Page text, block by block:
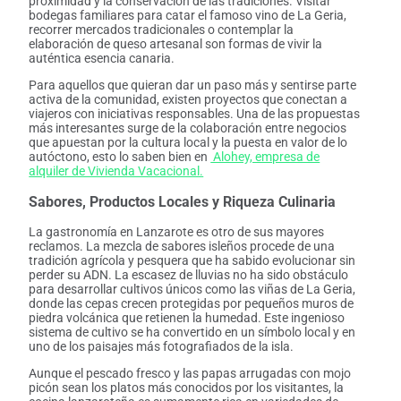
bodegas familiares para catar el famoso vino de La Geria,
recorrer mercados tradicionales o contemplar la
elaboración de queso artesanal son formas de vivir la
auténtica esencia canaria.
Para aquellos que quieran dar un paso más y sentirse parte
activa de la comunidad, existen proyectos que conectan a
viajeros con iniciativas responsables. Una de las propuestas
más interesantes surge de la colaboración entre negocios
que apuestan por la cultura local y la puesta en valor de lo
autóctono, esto lo saben bien en Alohey, empresa de
alquiler de Vivienda Vacacional.
Sabores, Productos Locales y Riqueza Culinaria
La gastronomía en Lanzarote es otro de sus mayores
reclamos. La mezcla de sabores isleños procede de una
tradición agrícola y pesquera que ha sabido evolucionar sin
perder su ADN. La escasez de lluvias no ha sido obstáculo
para desarrollar cultivos únicos como las viñas de La Geria,
donde las cepas crecen protegidas por pequeños muros de
piedra volcánica que retienen la humedad. Este ingenioso
sistema de cultivo se ha convertido en un símbolo local y en
uno de los paisajes más fotografiados de la isla.
Aunque el pescado fresco y las papas arrugadas con mojo
picón sean los platos más conocidos por los visitantes, la